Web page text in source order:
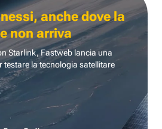
anche dove la
non arriva
Starlink, Fastweb lancia una
testare la tecnologia satellitare